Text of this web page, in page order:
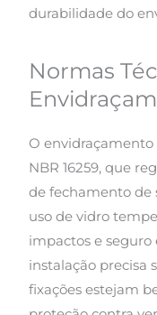
durabilidade do
Normas
O envidraçamento
NBR 16259, que
de fechamento de
uso de vidro
impactos e seguro
instalação precisa
fixações estejam